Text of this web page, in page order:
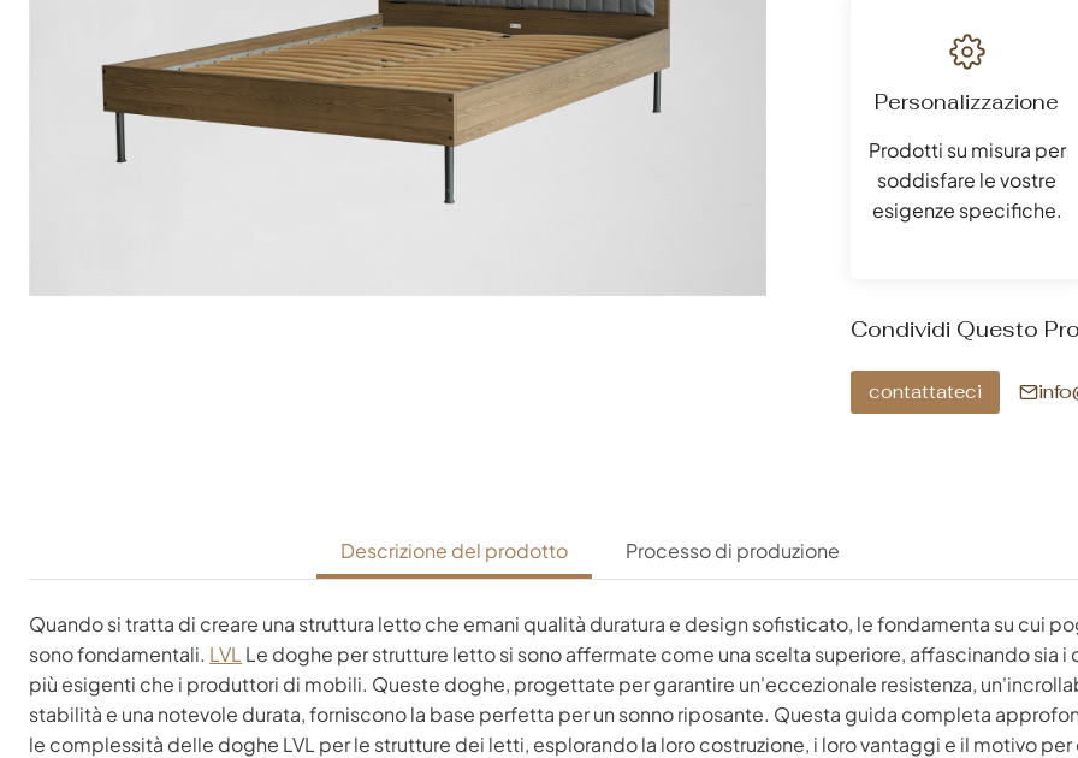
Personalizzazione
Prodotti su misura per
soddisfare le vostre
esigenze specifiche.
Condividi Questo
contattateci
Descrizione del prodotto Processo di produzione
Quando si tratta di creare una struttura letto che emani qualità duratura e design sofisticato, le fondamenta su cui
sono fondamentali. LVL Le doghe per strutture letto si sono affermate come una scelta superiore, affascinando sia i
più esigenti che i produttori di mobili. Queste doghe, progettate per garantire un'eccezionale resistenza,
stabilità e una notevole durata, forniscono la base perfetta per un sonno riposante. Questa guida completa
le complessità delle doghe LVL per le strutture dei letti, esplorando la loro costruzione, i loro vantaggi e il motivo per